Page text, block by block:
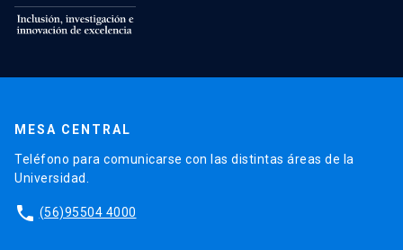
MESA CENTRAL
Teléfono para comunicarse con las distintas áreas de la
Universidad.
phone (56)95504 4000